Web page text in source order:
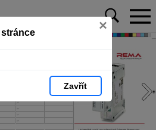
×
Zavřít